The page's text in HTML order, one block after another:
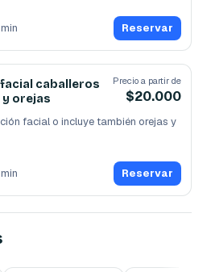
Reservar
y orejas
Precio a partir de
$20.000
facial o incluye también orejas y
Reservar